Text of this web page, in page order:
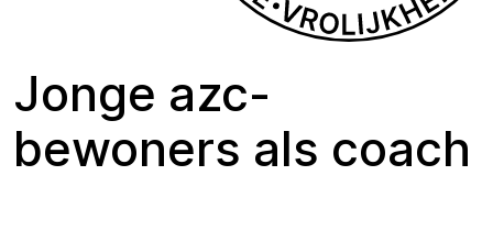
Jonge azc-
bewoners als coach